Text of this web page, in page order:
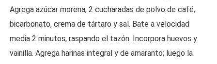
Agrega azúcar morena, 2 cucharadas de polvo de café,
bicarbonato, crema de tártaro y sal. Bate a velocidad
media 2 minutos, raspando el tazón. Incorpora huevos y
vainilla. Agrega harinas integral y de amaranto; luego la